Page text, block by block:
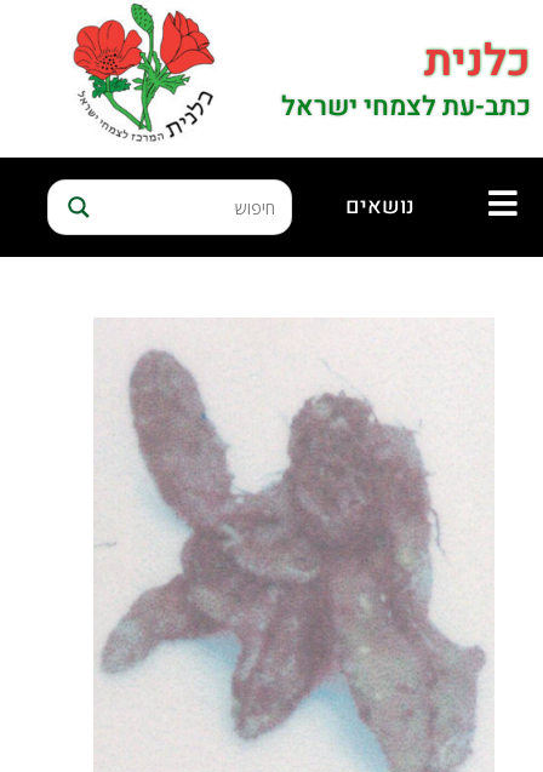
כלנית
כתב-עת לצמחי ישראל
נושאים